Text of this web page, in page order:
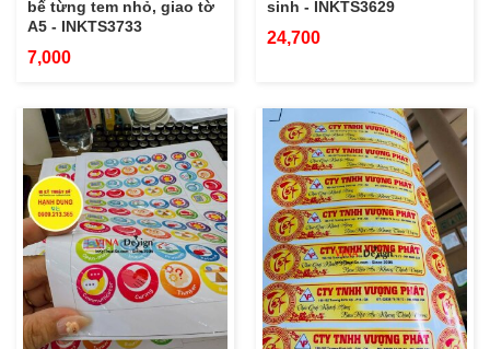
bế từng tem nhỏ, giao tờ
A5 - INKTS3733
7,000
sinh - INKTS3629
24,700